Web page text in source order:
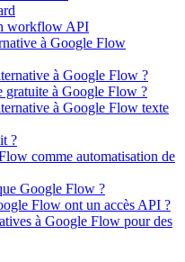
workflow API
à Google Flow
à Google Flow ?
gratuite à Google Flow ?
à Google Flow texte
?
comme automatisation de
Google Flow ?
Flow ont un accès API ?
à Google Flow pour des